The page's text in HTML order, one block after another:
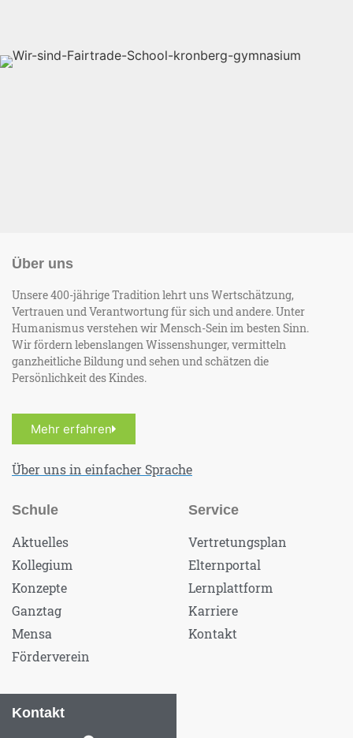
Über uns
Unsere 400-jährige Tradition lehrt uns Wertschätzung,
Vertrauen und Verantwortung für sich und andere. Unter
Humanismus verstehen wir Mensch-Sein im besten Sinn.
Wir fördern lebenslangen Wissenshunger, vermitteln
ganzheitliche Bildung und sehen und schätzen die
Persönlichkeit des Kindes.
Mehr erfahren
Über uns in einfacher Sprache
Schule
Aktuelles
Kollegium
Konzepte
Ganztag
Mensa
Förderverein
Service
Vertretungsplan
Elternportal
Lernplattform
Karriere
Kontakt
Kontakt